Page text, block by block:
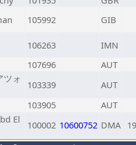
105992 GIB
106263
IMN
107696
AUT
ツォ
103339
AUT
103905
AUT
El
100002 10600752 DMA